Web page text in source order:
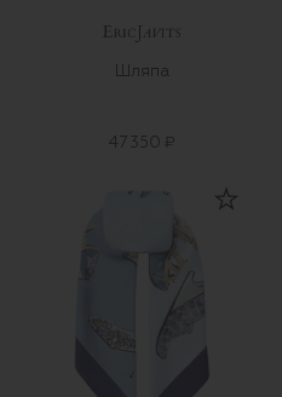
Шляпа
47 350 ₽